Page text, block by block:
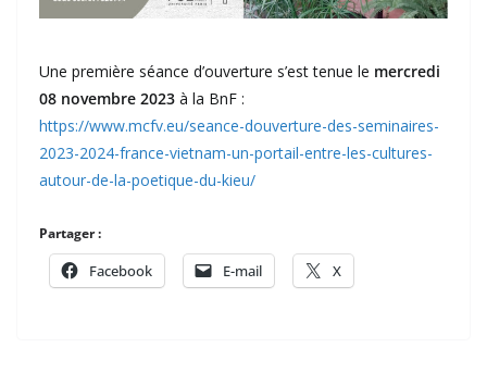
Une première séance d’ouverture s’est tenue le mercredi
08 novembre 2023 à la BnF :
https://www.mcfv.eu/seance-douverture-des-seminaires-
2023-2024-france-vietnam-un-portail-entre-les-cultures-
autour-de-la-poetique-du-kieu/
Partager :
Facebook E-mail X